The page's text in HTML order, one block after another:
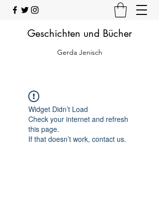
Geschichten und Bücher
Gerda Jenisch
Widget Didn’t Load
Check your internet and refresh
this page.
If that doesn’t work, contact us.